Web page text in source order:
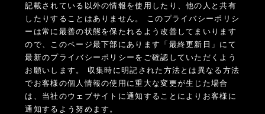
記載されている以外の情報を使用したり、他の人と共有
したりすることはありません。 このプライバシーポリシ
ーは常に最善の状態を保たれるよう改善してまいります
ので、このページ最下部にあります「最終更新日」にて
最新のプライバシーポリシーをご確認していただくよう
お願いします。 収集時に明記された方法とは異なる方法
でお客様の個人情報の使用に重大な変更が生じた場合
は、当社のウェブサイトに通知することによりお客様に
通知するよう努めます。